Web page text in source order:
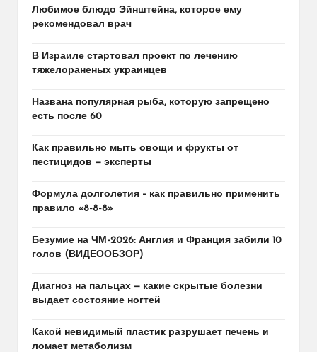
Любимое блюдо Эйнштейна, которое ему
рекомендовал врач
В Израиле стартовал проект по лечению
тяжелораненых украинцев
Названа популярная рыба, которую запрещено
есть после 60
Как правильно мыть овощи и фрукты от
пестицидов — эксперты
Формула долголетия – как правильно применить
правило «8-8-8»
Безумие на ЧМ-2026: Англия и Франция забили 10
голов (ВИДЕООБЗОР)
Диагноз на пальцах — какие скрытые болезни
выдает состояние ногтей
Какой невидимый пластик разрушает печень и
ломает метаболизм